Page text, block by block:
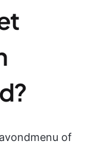
of